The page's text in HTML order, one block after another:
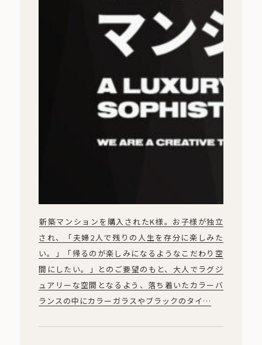
新築マンションを購入されたK様。お子様が独立
され、「夫婦2人で残りの人生を存分に楽しみた
い。」「帰るのが楽しみになるようなこだわり空
間にしたい。」とのご要望のもと、大人でラグジ
ュアリーな空間となるよう、落ち着いたカラーバ
ランスの中にカラーガラスやブラックのタイ…